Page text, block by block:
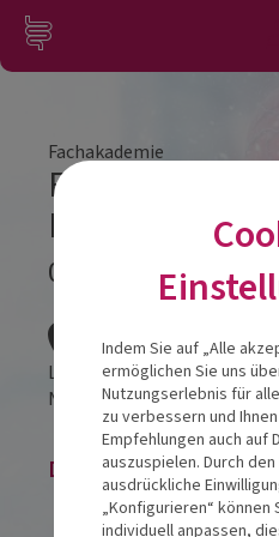
Zum Inhalt springen
Fachakademie
Fachakademie
Hamburg
04.06.2024
Lindner Hotel Hamburg am
Neanderstraße 2020459
Die Veranstaltung ist
Indem Sie auf „Alle
ermöglichen Sie uns
Nutzungserlebnis für
zu verbessern und
Empfehlungen auch auf
auszuspielen. Durch
ausdrückliche
„Konfigurieren“ können
individuell anpassen,